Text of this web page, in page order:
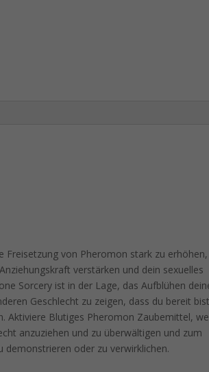
von Pheromon stark zu
verstärken und dein sexuelles
Sorcery ist in der Lage, das Aufblühen
Geschlecht zu zeigen, dass du bereit
Aktiviere Blutiges Pheromon Zaubemittel,
anzuziehen und zu überwältigen und zum
oder zu verwirklichen.